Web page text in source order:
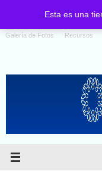
Esta es una
Santo Rosario
Galería de Fotos Recursos